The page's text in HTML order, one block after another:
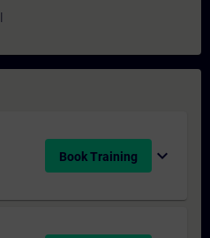
Book Training expand_more